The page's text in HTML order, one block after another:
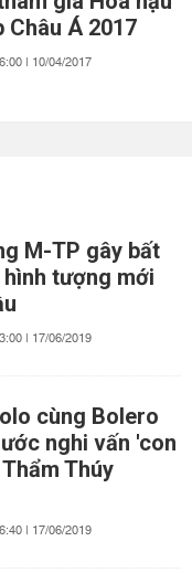
Châu Á 2017
| 10/04/2017
M-TP gây bất
tượng mới
| 17/06/2019
cùng Bolero
nghi vấn 'con
Thúy
| 17/06/2019